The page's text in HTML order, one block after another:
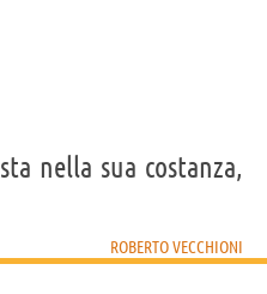
sta nella sua costanza,
ROBERTO VECCHIONI